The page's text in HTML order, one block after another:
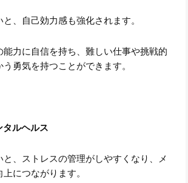
、自己効力感も強化されます。
能力に自信を持ち、難しい仕事や挑戦的
勇気を持つことができます。
ルヘルス
と、ストレスの管理がしやすくなり、メ
につながります。